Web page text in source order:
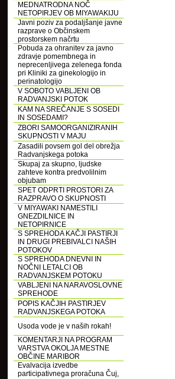
MEDNATRODNA NOČ
NETOPIRJEV OB MIYAWAKIJU
Javni poziv za podaljšanje javne
razprave o Občinskem
prostorskem načrtu
Pobuda za ohranitev za javno
zdravje pomembnega in
neprecenljivega zelenega fonda
pri Kliniki za ginekologijo in
perinatologijo
V SOBOTO VABLJENI OB
RADVANJSKI POTOK
KAM NA SREČANJE S SOSEDI
IN SOSEDAMI?
ZBORI SAMOORGANIZIRANIH
SKUPNOSTI V MAJU
Zasadili povsem gol del obrežja
Radvanjskega potoka
Skupaj za skupno, ljudske
zahteve kontra predvolilnim
objubam
SPET ODPRTI PROSTORI ZA
RAZPRAVO O SKUPNOSTI
V MIYAWAKI NAMESTILI
GNEZDILNICE IN
NETOPIRNICE
S SPREHODA KAČJI PASTIRJI
IN DRUGI PREBIVALCI NAŠIH
POTOKOV
S SPREHODA DNEVNI IN
NOČNI LETALCI OB
RADVANJSKEM POTOKU
VABLJENI NA NARAVOSLOVNE
SPREHODE
POPIS KAČJIH PASTIRJEV
RADVANJSKEGA POTOKA
Usoda vode je v naših rokah!
KOMENTARJI NA PROGRAM
VARSTVA OKOLJA MESTNE
OBČINE MARIBOR
Evalvacija izvedbe
participativnega proračuna Čuj,